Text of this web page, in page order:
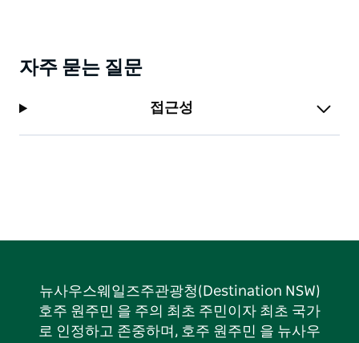
자주 묻는 질문
접근성
뉴사우스웨일즈주관광청(Destination NSW)
호주 원주민 을 주의 최초 주민이자 최초 국가
로 인정하고 존중하며, 호주 원주민 을 뉴사우